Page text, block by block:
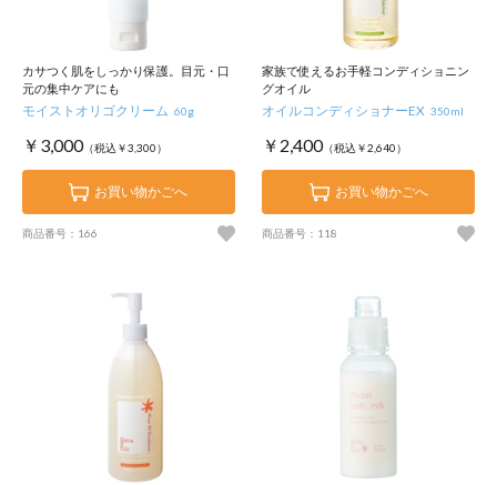
カサつく肌をしっかり保護。目元・口
元の集中ケアにも
モイストオリゴクリーム 60g
￥3,000（税込￥3,300）
お買い物かごへ
商品番号：166
家族で使えるお手軽コンディショニン
グオイル
オイルコンディショナーEX 350ml
￥2,400（税込￥2,640）
お買い物かごへ
商品番号：118